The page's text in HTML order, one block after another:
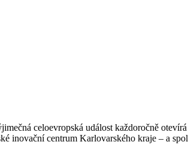
celoevropská událost každoročně
centrum Karlovarského kraje – a